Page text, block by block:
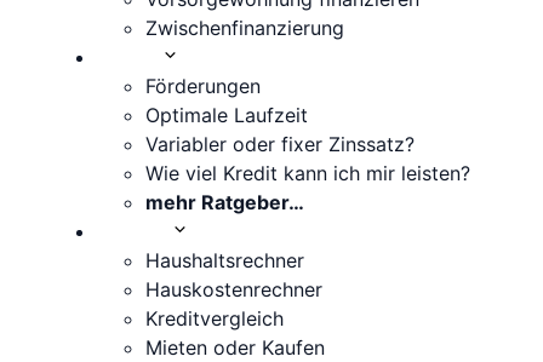
Zwischenfinanzierung
Förderungen
Optimale Laufzeit
Variabler oder fixer Zinssatz?
Wie viel Kredit kann ich mir leisten?
mehr Ratgeber…
Haushaltsrechner
Hauskostenrechner
Kreditvergleich
Mieten oder Kaufen